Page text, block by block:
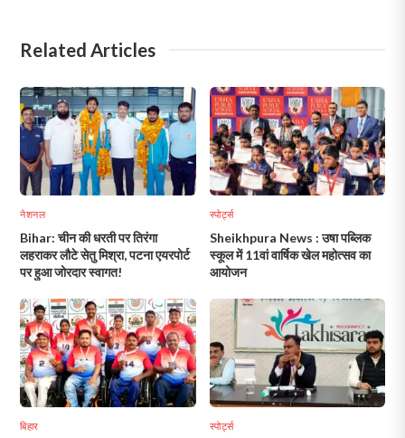
Related Articles
नेशनल
Bihar: चीन की धरती पर तिरंगा
लहराकर लौटे सेतु मिश्रा, पटना एयरपोर्ट
पर हुआ जोरदार स्वागत!
स्पोर्ट्स
Sheikhpura News : उषा पब्लिक
स्कूल में 11वां वार्षिक खेल महोत्सव का
आयोजन
बिहार स्पोर्ट्स